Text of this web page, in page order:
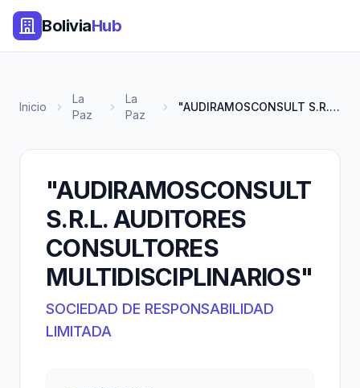
BoliviaHub
Inicio
La
Paz
La
Paz
"AUDIRAMOSCONSULT S.R.L. AUDIT...
"AUDIRAMOSCONSULT
S.R.L. AUDITORES
CONSULTORES
MULTIDISCIPLINARIOS"
SOCIEDAD DE RESPONSABILIDAD
LIMITADA